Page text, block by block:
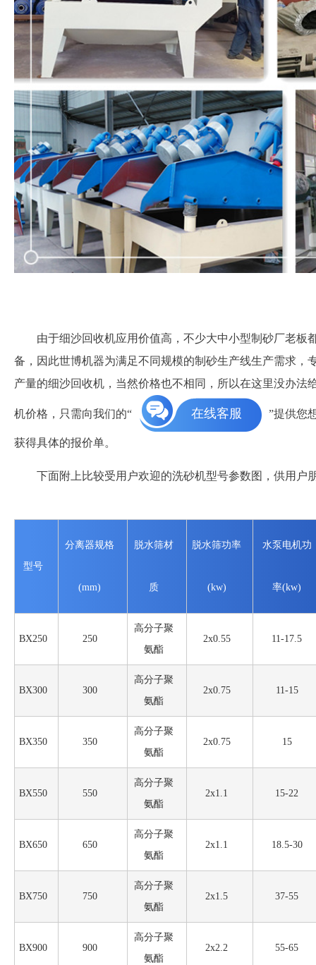
由于细沙回收机应用价值高，不少大中小型制砂厂老板
备，因此世博机器为满足不同规模的制砂生产线生产需求，
产量的细沙回收机，当然价格也不相同，所以在这里没办法
机价格，只需向我们的“ 在线客服 ”提供您
获得具体的报价单。
下面附上比较受用户欢迎的洗砂机型号参数图，供用户
型号
分离器规格
(mm)
脱水筛材
质
脱水筛功率
(kw)
水泵电机功
率(kw)
BX250 250
高分子聚
氨酯
2x0.55 11-17.5
BX300 300
高分子聚
氨酯
2x0.75 11-15
BX350 350
高分子聚
氨酯
2x0.75 15
BX550 550
高分子聚
氨酯
2x1.1 15-22
BX650 650
高分子聚
氨酯
2x1.1 18.5-30
BX750 750
高分子聚
氨酯
2x1.5 37-55
BX900 900
高分子聚
氨酯
2x2.2 55-65